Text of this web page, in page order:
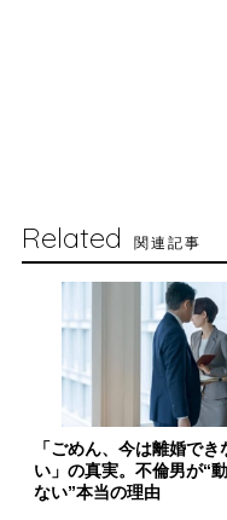
Related 関連記事
「ごめん、今は離婚でき
い」の真実。不倫男が“
ない”本当の理由